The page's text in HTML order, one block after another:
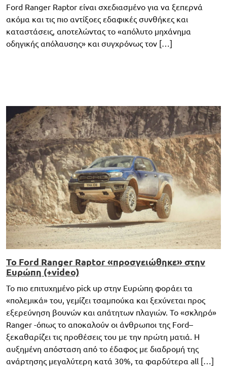
Ford Ranger Raptor είναι σχεδιασμένο για να ξεπερνά
ακόμα και τις πιο αντίξοες εδαφικές συνθήκες και
καταστάσεις, αποτελώντας το «απόλυτο μηχάνημα
οδηγικής απόλαυσης» και συγχρόνως τον […]
To Ford Ranger Raptor «προσγειώθηκε» στην
Ευρώπη (+video)
To πιο επιτυχημένο pick up στην Ευρώπη φοράει τα
«πολεμικά» του, γεμίζει τσαμπούκα και ξεχύνεται προς
εξερεύνηση βουνών και απάτητων πλαγιών. Το «σκληρό»
Ranger -όπως το αποκαλούν οι άνθρωποι της Ford–
ξεκαθαρίζει τις προθέσεις του με την πρώτη ματιά. Η
αυξημένη απόσταση από το έδαφος με διαδρομή της
ανάρτησης μεγαλύτερη κατά 30%, τα φαρδύτερα all […]